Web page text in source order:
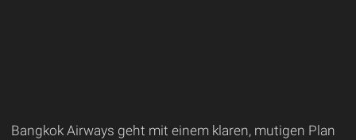
Bangkok Airways geht mit einem klaren, mutigen Plan